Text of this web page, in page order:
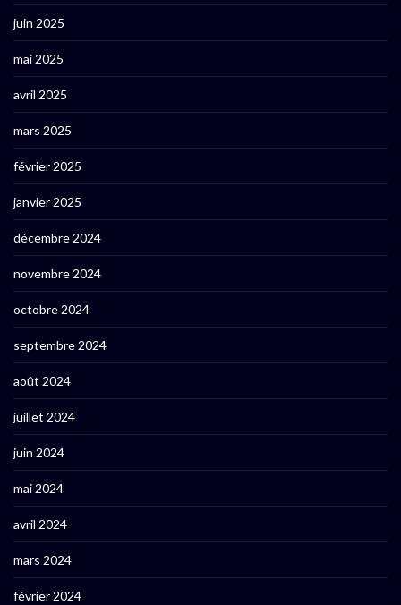
juin 2025
mai 2025
avril 2025
mars 2025
février 2025
janvier 2025
décembre 2024
novembre 2024
octobre 2024
septembre 2024
août 2024
juillet 2024
juin 2024
mai 2024
avril 2024
mars 2024
février 2024